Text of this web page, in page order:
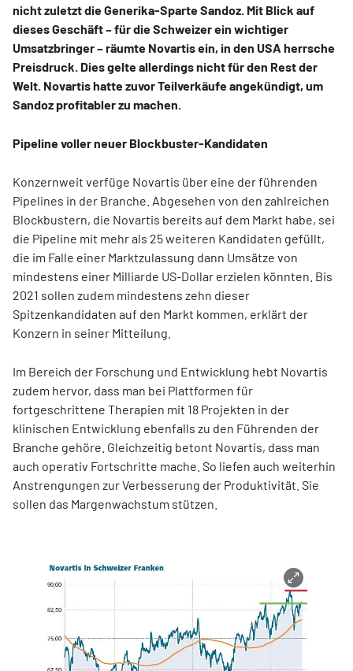
nicht zuletzt die Generika-Sparte Sandoz. Mit Blick auf
dieses Geschäft – für die Schweizer ein wichtiger
Umsatzbringer – räumte Novartis ein, in den USA herrsche
Preisdruck. Dies gelte allerdings nicht für den Rest der
Welt. Novartis hatte zuvor Teilverkäufe angekündigt, um
Sandoz profitabler zu machen.
Pipeline voller neuer Blockbuster-Kandidaten
Konzernweit verfüge Novartis über eine der führenden
Pipelines in der Branche. Abgesehen von den zahlreichen
Blockbustern, die Novartis bereits auf dem Markt habe, sei
die Pipeline mit mehr als 25 weiteren Kandidaten gefüllt,
die im Falle einer Marktzulassung dann Umsätze von
mindestens einer Milliarde US-Dollar erzielen könnten. Bis
2021 sollen zudem mindestens zehn dieser
Spitzenkandidaten auf den Markt kommen, erklärt der
Konzern in seiner Mitteilung.
Im Bereich der Forschung und Entwicklung hebt Novartis
zudem hervor, dass man bei Plattformen für
fortgeschrittene Therapien mit 18 Projekten in der
klinischen Entwicklung ebenfalls zu den Führenden der
Branche gehöre. Gleichzeitig betont Novartis, dass man
auch operativ Fortschritte mache. So liefen auch weiterhin
Anstrengungen zur Verbesserung der Produktivität. Sie
sollen das Margenwachstum stützen.